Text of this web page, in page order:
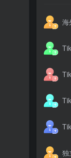
海
独